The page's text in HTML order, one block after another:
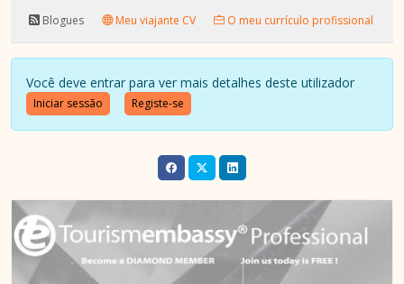
Blogues
Meu viajante CV O meu currículo profissional
Você deve entrar para ver mais detalhes deste utilizador
Iniciar sessão Registe-se